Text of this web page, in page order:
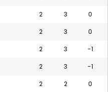
2 3 0
2 3 0
2 3 -1
2 3 -1
2 2 0